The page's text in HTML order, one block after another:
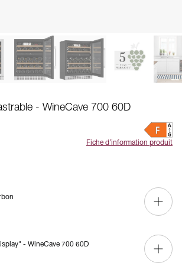
- WineCave 700 60D
Fiche d’information produit
- WineCave 700 60D